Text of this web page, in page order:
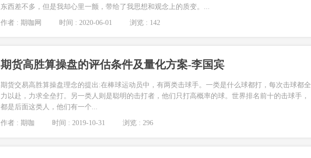
东西差不多，但是我却心里一颤，带给了我思想和观念上的质变。...
作者 : 期咖网 时间 : 2020-06-01 浏览 : 142
期货高胜算操盘的评估条件及量化方案-李国宾
期货交易高胜算操盘理念的提出:在棒球运动员中，有两类击球手。一类是什么球都打，每次击球都全
力以赴，力求全垒打。另一类人则是聪明的击打者，他们只打高概率的球。世界排名前十的击球手，
都是后面这类人，他们有一个...
作者 : 期咖 时间 : 2019-10-31 浏览 : 296